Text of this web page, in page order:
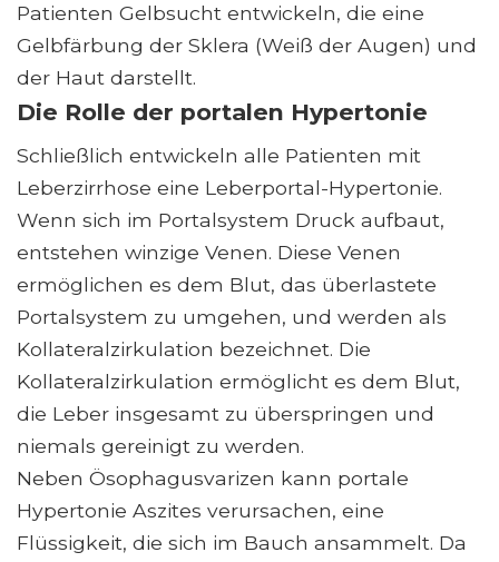
Patienten Gelbsucht entwickeln, die eine
Gelbfärbung der Sklera (Weiß der Augen) und
der Haut darstellt.
Die Rolle der portalen Hypertonie
Schließlich entwickeln alle Patienten mit
Leberzirrhose eine Leberportal-Hypertonie.
Wenn sich im Portalsystem Druck aufbaut,
entstehen winzige Venen. Diese Venen
ermöglichen es dem Blut, das überlastete
Portalsystem zu umgehen, und werden als
Kollateralzirkulation bezeichnet. Die
Kollateralzirkulation ermöglicht es dem Blut,
die Leber insgesamt zu überspringen und
niemals gereinigt zu werden.
Neben Ösophagusvarizen kann portale
Hypertonie Aszites verursachen, eine
Flüssigkeit, die sich im Bauch ansammelt. Da